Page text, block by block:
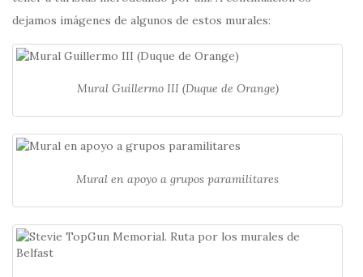
dejamos imágenes de algunos de estos murales:
Mural Guillermo III (Duque de Orange)
Mural en apoyo a grupos paramilitares